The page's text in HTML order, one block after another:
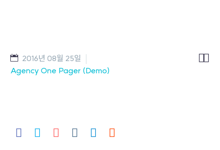

2016년 08월 25일
Agency One Pager (Demo)